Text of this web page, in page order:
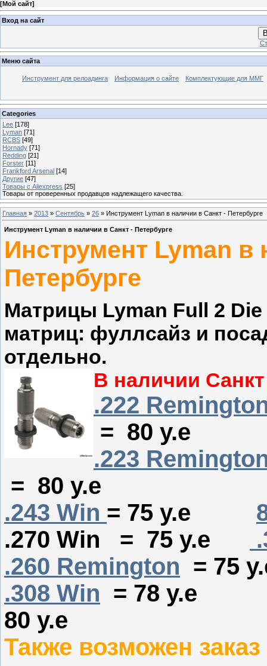
[Мой сайт]
Вход на сайт
Меню сайта
Инструмент для релоадинга Информация о сайте Комплектующие для ММГ
Categories
Lee [178]
Lyman [71]
RCBS [49]
Hornady [71]
Redding [21]
Forster [11]
Frankford Arsenal [14]
Другие [47]
Товары с Aliexpress [25]
Товары от проверенных продавцов надлежащего качества.
Главная » 2013 » Сентябрь » 26 » Инструмент Lyman в наличии в Санкт - Петербурге
Инструмент Lyman в наличии в Санкт - Петербурге
Инструмент Lyman в
Петербурге
Матрицы Lyman Full 2
матриц: фуллсайз и
отдельно.
В наличии
.222
= 80 у.е
.223
= 80 у.е
.243 Win = 75 у.е
.270 Win = 75 у.е
.260 Remington = 75
.308 Win = 78
80 у.е
Также возможен